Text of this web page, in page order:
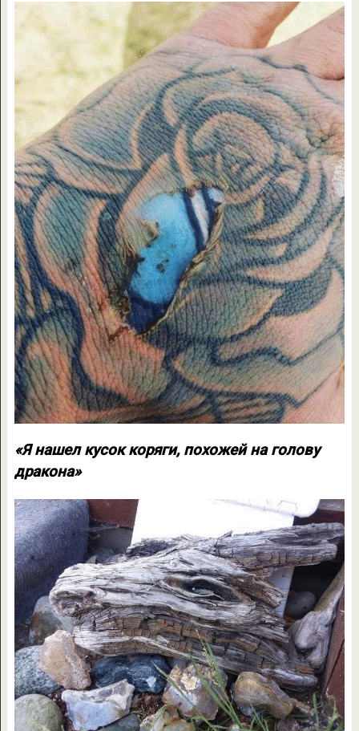
«Я нашел кусок коряги, похожей на голову
дракона»